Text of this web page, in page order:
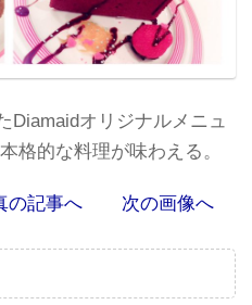
オリジナルメニュ
格的な料理が味わえる。
の記事へ 次の画像へ